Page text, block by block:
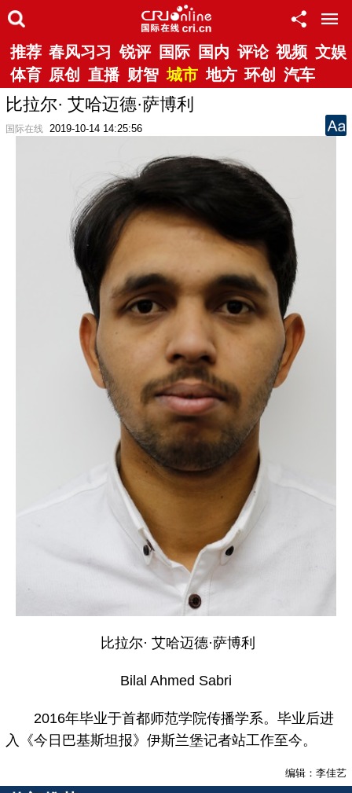
推荐 春风习习 锐评 国际 国内 评论 视频 文娱
体育 原创 直播 财智 城市 地方 环创 汽车
比拉尔· 艾哈迈德·萨博利
国际在线 2019-10-14 14:25:56
比拉尔· 艾哈迈德·萨博利
Bilal Ahmed Sabri
2016年毕业于首都师范学院传播学系。毕业后进
入《今日巴基斯坦报》伊斯兰堡记者站工作至今。
编辑：李佳艺